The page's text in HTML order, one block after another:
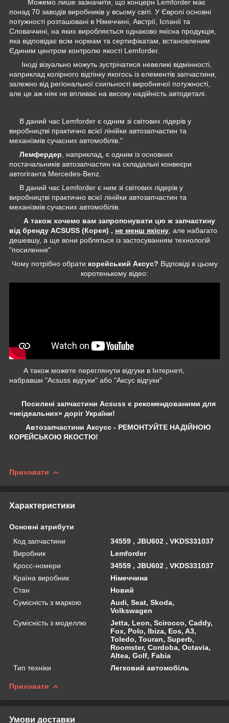
Можемо лише зазначити, що концерн Lemforder має
понад 70 заводів виробників у всьому світі. У Європі основні
потужності розташовані в Німеччині, Австрії, Іспанії та
Словаччині, на яких виробляється однаково якісна продукція,
яка відповідає всім нормам та сертифікатам, встановленим
Єдиним центром контролю якості Lemforder.
Іноді візуально можуть зустрічатися невеликі відмінності,
наприклад колірного відтінку якогось із елементів запчастини,
залежно від регіональної схильності виробничої потужності,
але це аж ніяк не впливає на високу надійність автодеталі.
В даний час Lemforder є одним зі світових лідерів у
виробництві практично всієї лінійки автозапчастин та
механізмів сучасних автомобілів."
Лемфердер , наприклад, є одним із основних
постачальників автозапчастин на складальні конвеєри
автогіганта Mercedes-Benz.
В даний час Lemforder є ним зі світових лідерів у
виробництві практично всієї лінійки автозапчастин та
механізмів сучасних автомобілів.
А також хочемо вам запропонувати цю ж запчастину
від бренду ACSUSS (Корея) , не менш якісну , але набагато
дешевшу, а ще вони робляться із застосуванням технологій
"посилення"
Чому потрібно обрати корейський Аксус? Відповіді в цьому
коротенькому відео:
А також можете переглянути відгуки в Інтернеті,
набравши "Acsuss відгуки" або "Аксус відгуки"
Посилені запчастини Acsuss є рекомендованими для
«неідеальних» доріг України!
Автозапчастини Аксусс - РЕМОНТУЙТЕ НАДІЙНОЮ
КОРЕЙСЬКОЮ ЯКОСТЮ!
Приховати
Характеристики
Основні атрибути
Код запчастини
34559 , JBU602 , VKDS331037
Виробник
Lemforder
Кросс-номери
34559 , JBU602 , VKDS331037
Країна виробник
Німеччина
Стан
Новий
Сумісність з маркою
Audi, Seat, Skoda,
Volkswagen
Сумісність з моделлю
Jetta, Leon, Scirocco, Caddy,
Fox, Polo, Ibiza, Eos, A3,
Toledo, Touran, Superb,
Roomster, Cordoba, Octavia,
Altea, Golf, Fabia
Тип техніки
Легковий автомобіль
Приховати
Умови доставки